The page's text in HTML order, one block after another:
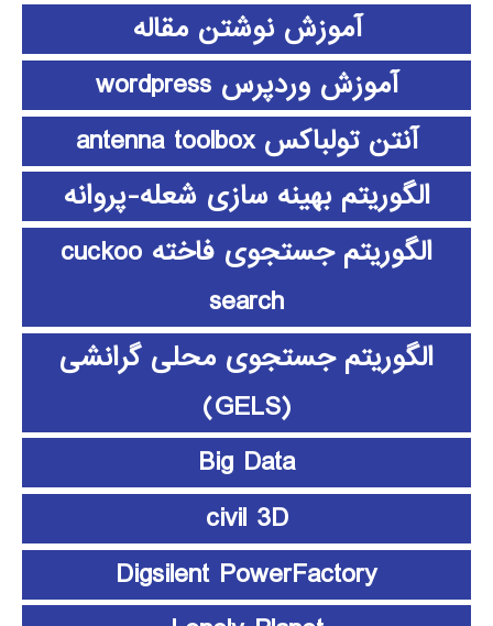
آموزش نوشتن مقاله
آموزش وردپرس wordpress
آنتن تولباکس antenna toolbox
الگوریتم بهینه سازی شعله-پروانه
الگوریتم جستجوی فاخته cuckoo
search
الگوریتم جستجوی محلی گرانشی
(GELS)
Big Data
civil 3D
Digsilent PowerFactory